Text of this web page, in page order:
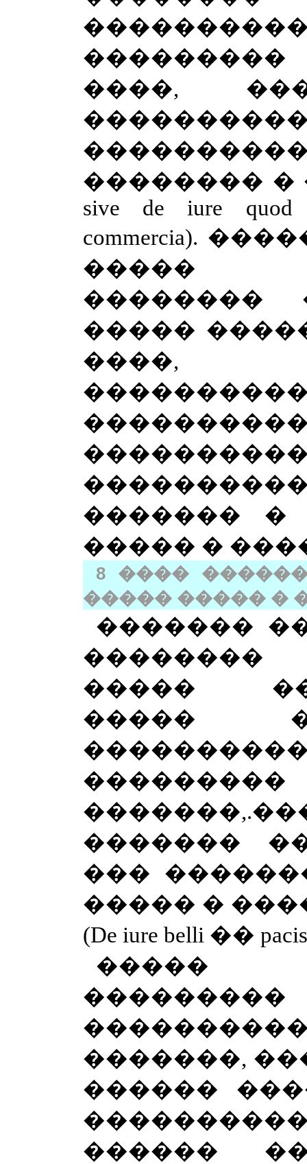
����������
����,
�������� �
sive
de iure
quod
commercia).
�����
��������
�����
����,
������� �
����� �
8
����
����� ����� �
�������
�����
�����
���������
�������
���
����� �
(De iure belli ��
�����
���������
�������,
������
������